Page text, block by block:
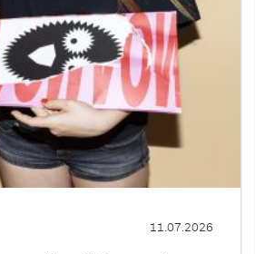
11.07.2026